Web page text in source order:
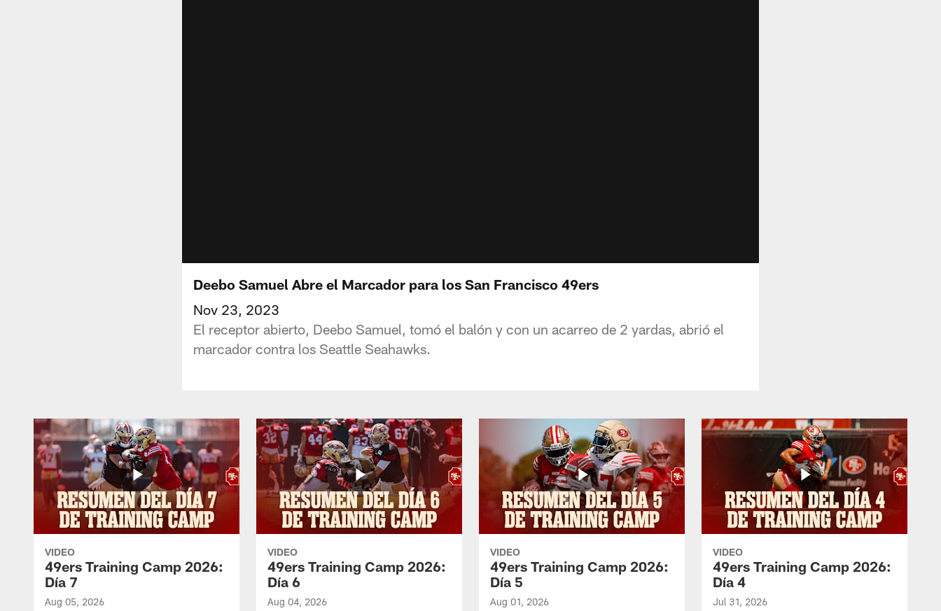
Deebo Samuel Abre el Marcador para los San Francisco 49ers
Nov 23, 2023
El receptor abierto, Deebo Samuel, tomó el balón y con un acarreo de 2 yardas, abrió el
marcador contra los Seattle Seahawks.
VIDEO
49ers Training Camp 2026:
Día 7
Aug 05, 2026
VIDEO
49ers Training Camp 2026:
Día 6
Aug 04, 2026
VIDEO
49ers Training Camp 2026:
Día 5
Aug 01, 2026
VIDEO
49ers Training Camp 2026:
Día 4
Jul 31, 2026